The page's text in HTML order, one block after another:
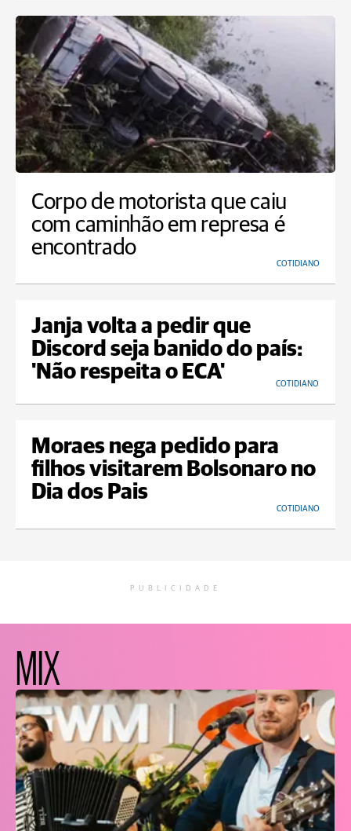
Corpo de motorista que caiu
com caminhão em represa é
encontrado
COTIDIANO
Janja volta a pedir que
Discord seja banido do país:
'Não respeita o ECA'
COTIDIANO
Moraes nega pedido para
filhos visitarem Bolsonaro no
Dia dos Pais
COTIDIANO
PUBLICIDADE
MIX